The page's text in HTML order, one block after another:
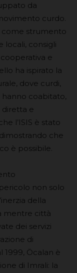
da
curdo.
come strumento
locali, consigli
e
ha ispirato la
dove curdi,
hanno coabitato,
e
l’ISIS è stato
che
è possibile.
non solo
della
mentre città
dei servizi
di
Öcalan è
di Imrali: la